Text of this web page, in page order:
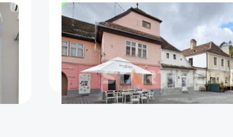
COMISION 50%
Spatiu cafenea Centru Istoric Brasov
Brasov
77
m²
Parter
Etaj